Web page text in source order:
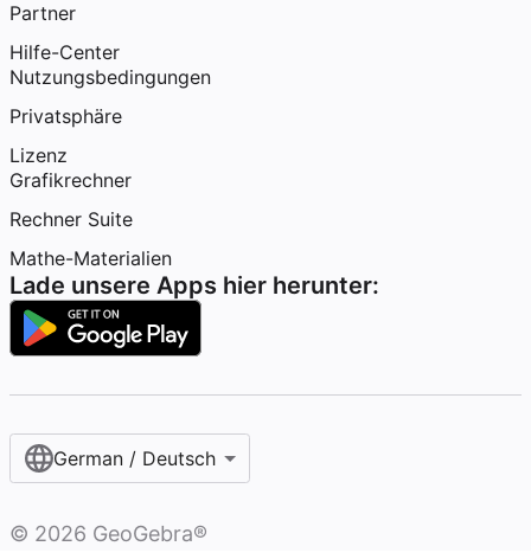
Partner
Hilfe-Center
Nutzungsbedingungen
Privatsphäre
Lizenz
Grafikrechner
Rechner Suite
Mathe-Materialien
Lade unsere Apps hier herunter:
German / Deutsch
© 2026 GeoGebra®